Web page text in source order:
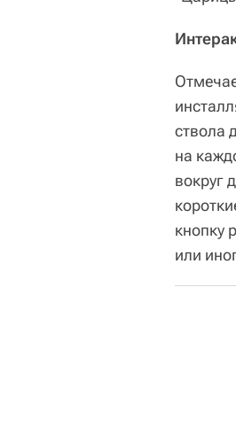
ствола
на
вокруг
кнопку
или